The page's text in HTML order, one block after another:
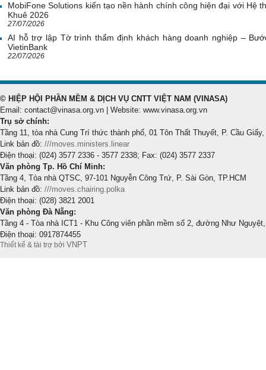
MobiFone Solutions kiến tạo nền hành chính công hiện đại với Hệ
Khuê 2026
27/07/2026
AI hỗ trợ lập Tờ trình thẩm định khách hàng doanh nghiệp –
VietinBank
22/07/2026
© HIỆP HỘI PHẦN MỀM & DỊCH VỤ CNTT VIỆT NAM (VINASA)
Email: contact@vinasa.org.vn | Website: www.vinasa.org.vn
Trụ sở chính:
Tầng 11, tòa nhà Cung Trí thức thành phố, 01 Tôn Thất Thuyết, P. Cầu Giấy,
Link bản đồ: ///moves.ministers.linear
Điện thoại: (024) 3577 2336 - 3577 2338; Fax: (024) 3577 2337
Văn phòng Tp. Hồ Chí Minh:
Tầng 4, Tòa nhà QTSC, 97-101 Nguyễn Công Trứ, P. Sài Gòn, TP.HCM
Link bản đồ: ///moves.chairing.polka
Điện thoại: (028) 3821 2001
Văn phòng Đà Nẵng:
Tầng 4 - Tòa nhà ICT1 - Khu Công viên phần mềm số 2, đường Như
Điện thoại: 0917874455
Thiết kế & tài trợ bởi VNPT